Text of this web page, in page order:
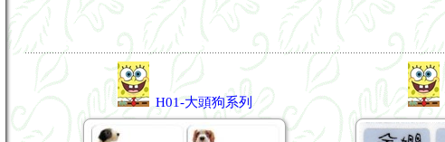
H01-大頭狗系列